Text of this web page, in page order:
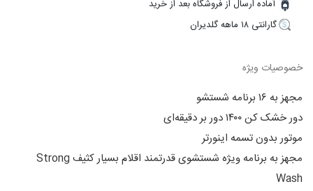
آماده ارسال از فروشگاه بعد از خرید
گارانتی ۱۸ ماهه گلدیران
خصوصیات ویژه
مجهز به ۱۶ برنامه شستشو
دور خشک کن ۱۴۰۰ دور بر دقیقه‌ای
موتور بدون تسمه اینورتر
مجهز به برنامه ویژه شستشوی قدرتمند اقلام بسیار کثیف Strong
Wash